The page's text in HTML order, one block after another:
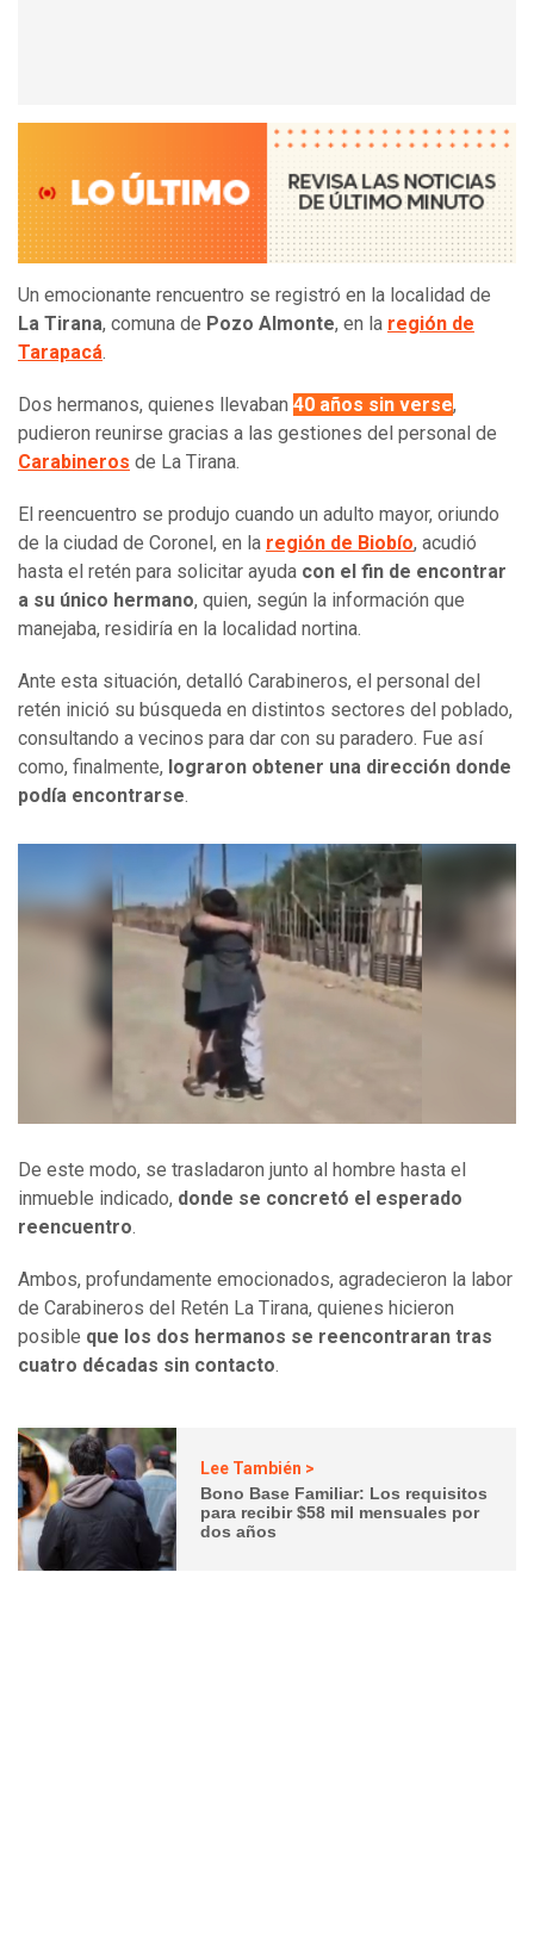
Un emocionante rencuentro se registró en la localidad de
La Tirana, comuna de Pozo Almonte, en la región de
Tarapacá.
Dos hermanos, quienes llevaban 40 años sin verse,
pudieron reunirse gracias a las gestiones del personal de
Carabineros de La Tirana.
El reencuentro se produjo cuando un adulto mayor, oriundo
de la ciudad de Coronel, en la región de Biobío, acudió
hasta el retén para solicitar ayuda con el fin de encontrar
a su único hermano, quien, según la información que
manejaba, residiría en la localidad nortina.
Ante esta situación, detalló Carabineros, el personal del
retén inició su búsqueda en distintos sectores del poblado,
consultando a vecinos para dar con su paradero. Fue así
como, finalmente, lograron obtener una dirección donde
podía encontrarse.
De este modo, se trasladaron junto al hombre hasta el
inmueble indicado, donde se concretó el esperado
reencuentro.
Ambos, profundamente emocionados, agradecieron la labor
de Carabineros del Retén La Tirana, quienes hicieron
posible que los dos hermanos se reencontraran tras
cuatro décadas sin contacto.
Lee También >
Bono Base Familiar: Los requisitos
para recibir $58 mil mensuales por
dos años